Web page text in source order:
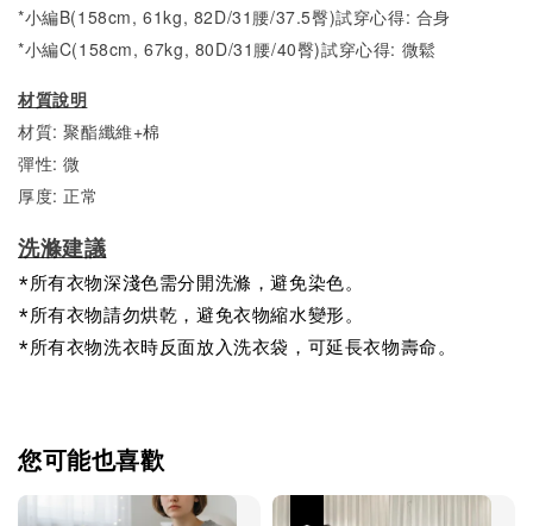
*小編B(158cm, 61kg, 82D/31腰/37.5臀)試穿心得: 合身
*小編C(158cm, 67kg, 80D/31腰/40臀)試穿心得: 微鬆
材質說明
材質: 聚酯纖維+棉
彈性: 微
厚度: 正常
洗滌建議
*所有衣物深淺色需分開洗滌，避免染色。
*所有衣物請勿烘乾，避免衣物縮水變形。
*所有衣物洗衣時反面放入洗衣袋，可延長衣物壽命。
您可能也喜歡